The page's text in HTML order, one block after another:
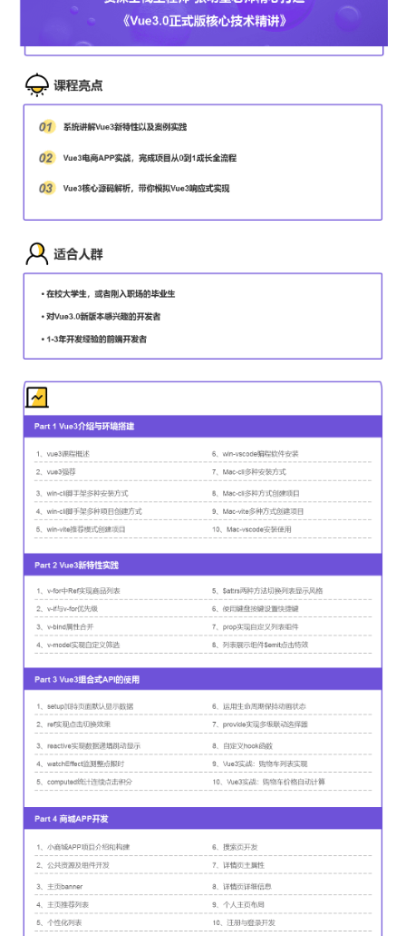
Vue3之v-model实现自定义筛选
8分19秒 2021-04-08
6 Vue3之$attrs两种方法切换列表显示风格
7 Vue3之使用键盘按键设置快捷键
7分59秒 2021-04-08
8分43秒 2021-04-08
9 Vue3之列表展示组件$emit点击特效
8分32秒 2021-04-08
Vue3组合式API的使用
1 Vue3之setup加持页面默认显示数据
2 Vue3之ref实现点击切换效果
10分2秒 2021-05-08
3 Vue3之reactive实现数据递增跳动显示
10分10秒 2021-05-08
4 Vue3之watchEffect监测整点报时
5 Vue3之computed统计连续点击积分
5分49秒 2021-05-08
6 Vue3之运用生命周期保持动画状态
7分35秒 2021-05-08
7 Vue3之provide实现多级联动选择器
8 Vue3之自定义hook函数